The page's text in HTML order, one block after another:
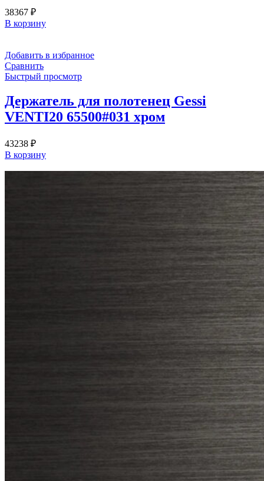
38367 ₽
В корзину
Добавить в избранное
Сравнить
Быстрый просмотр
Держатель для полотенец Gessi
VENTI20 65500#031 хром
43238 ₽
В корзину